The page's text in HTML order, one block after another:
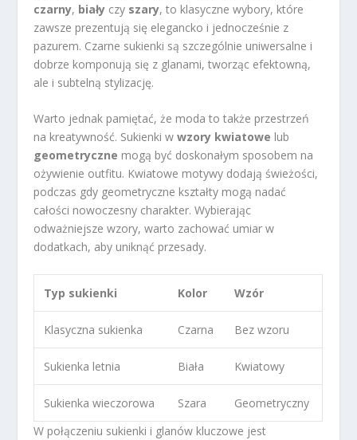
czarny, biały czy szary, to klasyczne wybory, które
zawsze prezentują się elegancko i jednocześnie z
pazurem. Czarne sukienki są szczególnie uniwersalne i
dobrze komponują się z glanami, tworząc efektowną,
ale i subtelną stylizację.
Warto jednak pamiętać, że moda to także przestrzeń
na kreatywność. Sukienki wwzory kwiatowe lub
geometryczne mogą być doskonałym sposobem na
ożywienie outfitu. Kwiatowe motywy dodają świeżości,
podczas gdy geometryczne kształty mogą nadać
całości nowoczesny charakter. Wybierając
odważniejsze wzory, warto zachować umiar w
dodatkach, aby uniknąć przesady.
Typ sukienki Kolor Wzór
Klasyczna sukienka Czarna Bez wzoru
Sukienka letnia Biała Kwiatowy
Sukienka wieczorowa Szara
Geometryczny
W połączeniu sukienki i glanów kluczowe jest